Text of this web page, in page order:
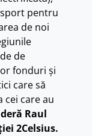
pentru
de noi
de
fonduri și
care să
cei care au
Raul
2Celsius.